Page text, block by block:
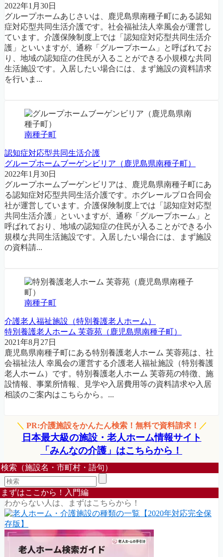
2022年1月30日
グループホームあじさいは、鹿児島県南種子町にある認知
症対応型共同生活介護です。社会福祉法人幸風会が運営し
ています。介護保険制度上では「認知症対応型共同生活介
護」といいますが、通称「グループホーム」と呼ばれてお
り、地域の認知症の住民が入ることができる小規模な共同
生活施設です。入居したい場合には、まず施設の資料請求
を行いま...
南種子町
認知症対応型共同生活介護
グループホームブーゲンビリア（鹿児島県南種子町）
2022年1月30日
グループホームブーゲンビリアは、鹿児島県南種子町にあ
る認知症対応型共同生活介護です。ホグレールプロ合同会
社が運営しています。介護保険制度上では「認知症対応型
共同生活介護」といいますが、通称「グループホーム」と
呼ばれており、地域の認知症の住民が入ることができる小
規模な共同生活施設です。入居したい場合には、まず施設
の資料請...
南種子町
介護老人福祉施設（特別養護老人ホーム）
特別養護老人ホーム 芙蓉苑（鹿児島県南種子町）
2021年8月27日
鹿児島県南種子町にある特別養護老人ホーム 芙蓉苑は、社
会福祉法人 幸風会の運営する介護老人福祉施設（特別養護
老人ホーム）です。特別養護老人ホーム 芙蓉苑の特徴、施
設情報、事業所情報、見学や入居費用等の資料請求や入居
相談のご案内はこちらから。...
＼ PR:介護施設をかんたん検索！無料で資料請求！ ／
日本最大級の施設・老人ホーム情報サイト
「みんなの介護」はこちらから！
検索（施設名・市町村・語句）
まずはここから！入門編
わからない人は、まずはこちらから！